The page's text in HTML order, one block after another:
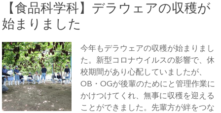
【食品科学科】デラウェアの収穫が
始まりました
今年もデラウェアの収穫が始まりまし
た。新型コロナウイルスの影響で、休
校期間があり心配していましたが、
OB・OGが後輩のためにと管理作業に
かけつけてくれ、無事に収穫を迎える
ことができました。先輩方が絆をつな